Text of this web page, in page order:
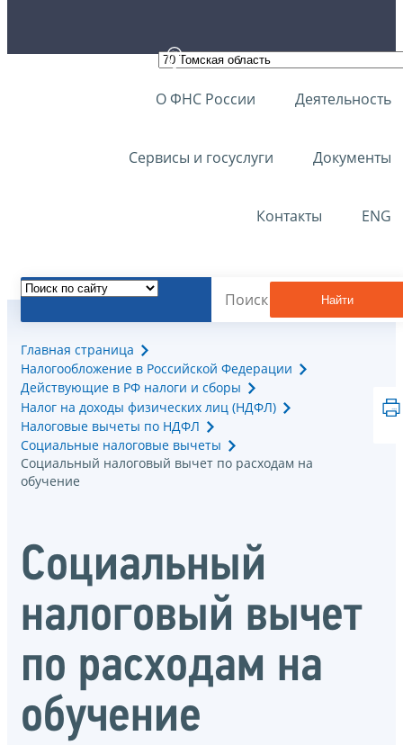
О ФНС России Деятельность
Сервисы и госуслуги Документы
Контакты ENG
Найти
Главная страница
Налогообложение в Российской Федерации
Действующие в РФ налоги и сборы
Налог на доходы физических лиц (НДФЛ)
Налоговые вычеты по НДФЛ
Социальные налоговые вычеты
Социальный налоговый вычет по расходам на
обучение
Социальный
налоговый вычет
по расходам на
обучение